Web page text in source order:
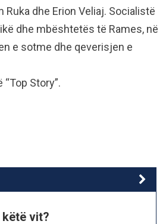
Ruka dhe Erion Veliaj. Socialistë
dhe mbështetës të Rames, në
e sotme dhe qeverisjen e
Story”.
vit?